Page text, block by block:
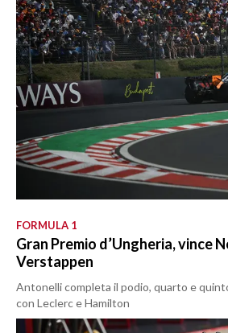
FORMULA 1
Gran Premio d’Ungheria, vince
Verstappen
Antonelli completa il podio, quarto e
con Leclerc e Hamilton